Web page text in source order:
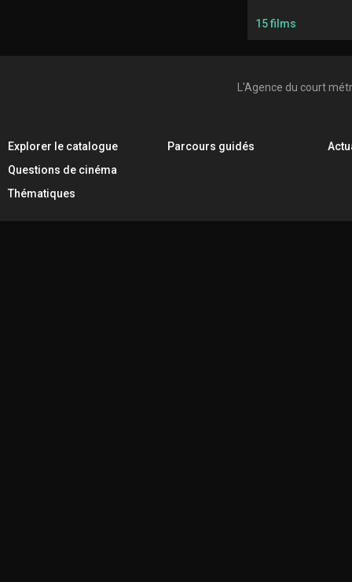
15 films
L'Agence du court
Explorer le catalogue
Questions de cinéma
Thématiques
Parcours guidés